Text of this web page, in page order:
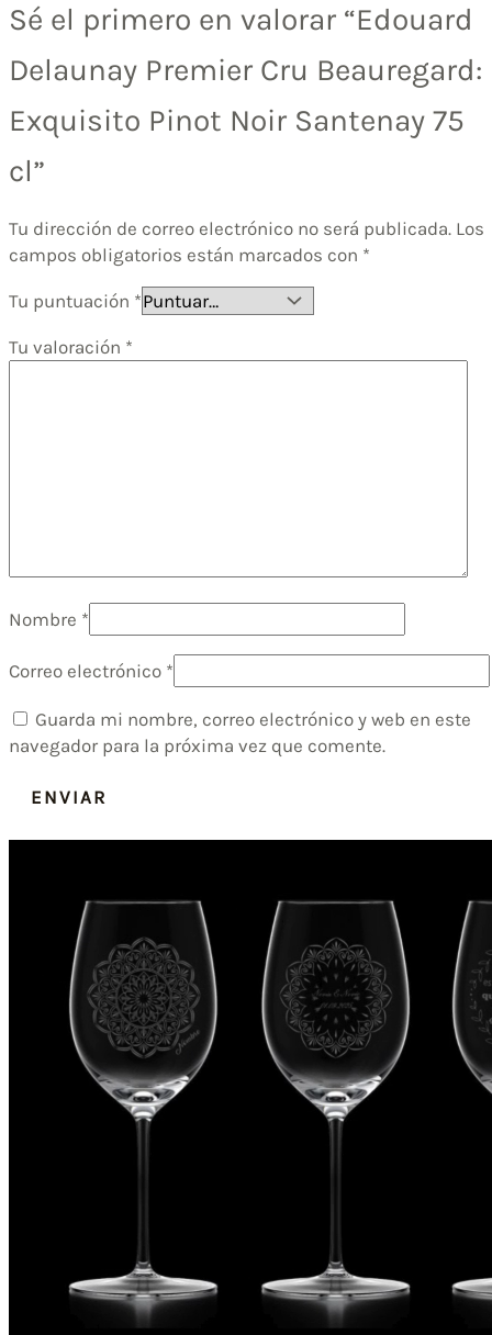
Sé el primero en valorar “Edouard
Delaunay Premier Cru Beauregard:
Exquisito Pinot Noir Santenay 75
cl”
Tu dirección de correo electrónico no será publicada. Los
campos obligatorios están marcados con *
Tu puntuación *
Tu valoración *
Nombre *
Correo electrónico *
Guarda mi nombre, correo electrónico y web en este
navegador para la próxima vez que comente.